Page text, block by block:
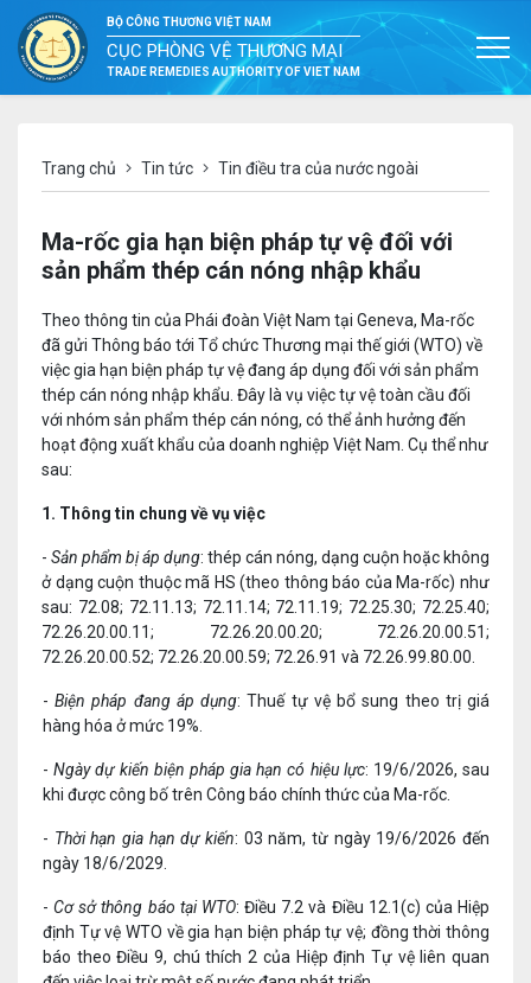
BỘ CÔNG THƯƠNG VIỆT NAM
CỤC PHÒNG VỆ THƯƠNG MẠI
TRADE REMEDIES AUTHORITY OF VIET NAM
Trang chủ Tin tức Tin điều tra của nước ngoài
Ma-rốc gia hạn biện pháp tự vệ đối với
sản phẩm thép cán nóng nhập khẩu
Theo thông tin của Phái đoàn Việt Nam tại Geneva, Ma-rốc
đã gửi Thông báo tới Tổ chức Thương mại thế giới (WTO) về
việc gia hạn biện pháp tự vệ đang áp dụng đối với sản phẩm
thép cán nóng nhập khẩu. Đây là vụ việc tự vệ toàn cầu đối
với nhóm sản phẩm thép cán nóng, có thể ảnh hưởng đến
hoạt động xuất khẩu của doanh nghiệp Việt Nam. Cụ thể như
sau:
1. Thông tin chung về vụ việc
- Sản phẩm bị áp dụng: thép cán nóng, dạng cuộn hoặc không
ở dạng cuộn thuộc mã HS (theo thông báo của Ma-rốc) như
sau: 72.08; 72.11.13; 72.11.14; 72.11.19; 72.25.30; 72.25.40;
72.26.20.00.11; 72.26.20.00.20; 72.26.20.00.51;
72.26.20.00.52; 72.26.20.00.59; 72.26.91 và 72.26.99.80.00.
-Biện pháp đang áp dụng: Thuế tự vệ bổ sung theo trị giá
hàng hóa ở mức 19%.
-Ngày dự kiến biện pháp gia hạn có hiệu lực: 19/6/2026, sau
khi được công bố trên Công báo chính thức của Ma-rốc.
- Thời hạn gia hạn dự kiến: 03 năm, từ ngày 19/6/2026 đến
ngày 18/6/2029.
-Cơ sở thông báo tại WTO: Điều 7.2 và Điều 12.1(c) của Hiệp
định Tự vệ WTO về gia hạn biện pháp tự vệ; đồng thời thông
báo theo Điều 9, chú thích 2 của Hiệp định Tự vệ liên quan